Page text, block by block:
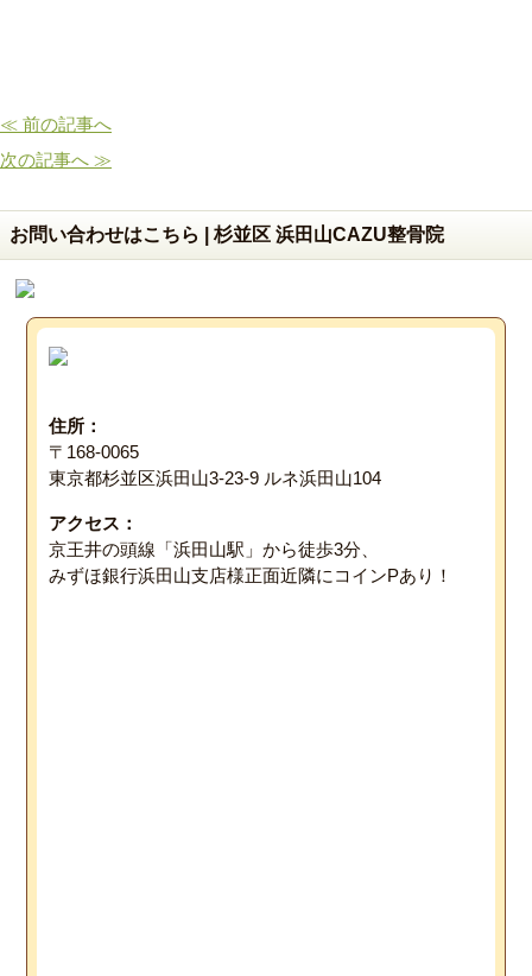
≪ 前の記事へ
次の記事へ ≫
お問い合わせはこちら | 杉並区 浜田山CAZU整骨院
住所：
〒168-0065
東京都杉並区浜田山3-23-9 ルネ浜田山104
アクセス：
京王井の頭線「浜田山駅」から徒歩3分、
みずほ銀行浜田山支店様正面近隣にコインPあり！